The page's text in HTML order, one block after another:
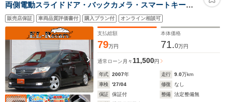
両側電動スライドドア・バックカメラ・スマートキー・
HIDヘッドライト・CUSCO車高調・ETC・フリップダウ
ンモニター・追従クルーズコントロール・HDDナビ・オ
ートA/C・ウィンカーミラー
販売店保証 車両品質評価書付 購入プラン付 オンライン相談可
支払総額
79万円
本体価格
71.0万円
通常ローン 月々 11,500円
年式 2007年 走行 9.0万km
車検
'27/04 修復
なし
保証
保証付 整備
法定整備無